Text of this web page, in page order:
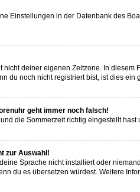
Einstellungen in der Datenbank des
deiner eigenen Zeitzone. In
du noch nicht registriert bist, ist dies ein
geht immer noch falsch!
die Sommerzeit richtig eingestellt
zur Auswahl!
Sprache nicht installiert oder
du es übersetzen würdest. Weitere